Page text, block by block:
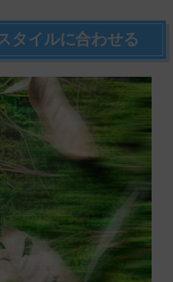
タイルに合わせる